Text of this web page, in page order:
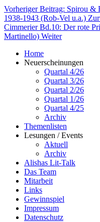
Vorheriger Beitrag: Spirou &
1938-1943 (Rob-Vel u.a.)
Cimmerier Bd.10: Der rote
Martinello) Weiter
Home
Neuerscheinungen
Quartal 4/26
Quartal 3/26
Quartal 2/26
Quartal 1/26
Quartal 4/25
Archiv
Themenlisten
Lesungen / Events
Aktuell
Archiv
Alishas Lit-Talk
Das Team
Mitarbeit
Links
Gewinnspiel
Impressum
Datenschutz